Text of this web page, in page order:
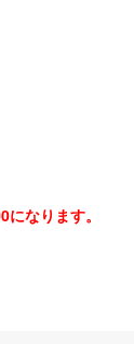
なります。